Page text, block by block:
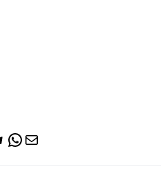
WhatsApp
Почта